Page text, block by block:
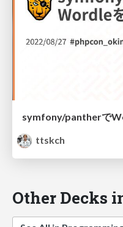
symfony/pantherで
ttskch
Other Decks